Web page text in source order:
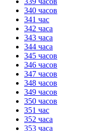
340 часов
341 час
342 часа
343 часа
344 часа
345 часов
346 часов
347 часов
348 часов
349 часов
350 часов
351 час
352 часа
353 часа